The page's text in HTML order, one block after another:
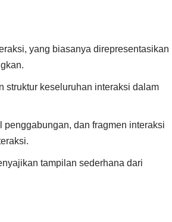
yang biasanya direpresentasikan
struktur keseluruhan interaksi dalam
dan fragmen interaksi
tampilan sederhana dari